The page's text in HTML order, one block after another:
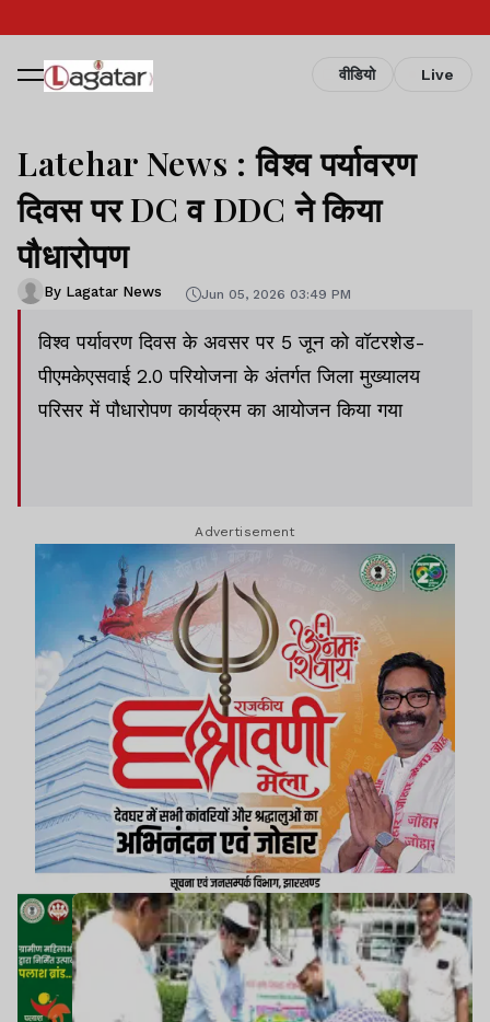
वीडियो Live
Latehar News : विश्व पर्यावरण
दिवस पर DC व DDC ने किया
पौधारोपण
By Lagatar News Jun 05, 2026 03:49 PM
विश्व पर्यावरण दिवस के अवसर पर 5 जून को वॉटरशेड-
पीएमकेएसवाई 2.0 परियोजना के अंतर्गत जिला मुख्यालय
परिसर में पौधारोपण कार्यक्रम का आयोजन किया गया
Advertisement